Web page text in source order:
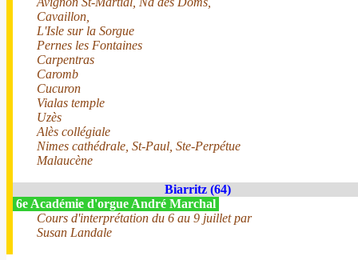
Cavaillon,
L'Isle sur la Sorgue
Pernes les Fontaines
Carpentras
Caromb
Cucuron
Vialas temple
Uzès
Alès collégiale
Nimes cathédrale, St-Paul, Ste-Perpétue
Malaucène
Biarritz (64)
6e Académie d'orgue André Marchal
Cours d'interprétation du 6 au 9 juillet par
Susan Landale